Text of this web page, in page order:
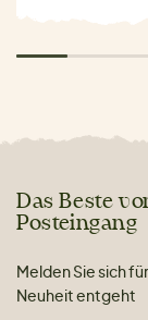
Das Beste
Posteingang
Melden Sie sich
Neuheit entgeht